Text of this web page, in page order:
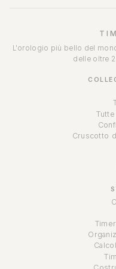
L'orologio più bello del
delle oltre
Cruscotto